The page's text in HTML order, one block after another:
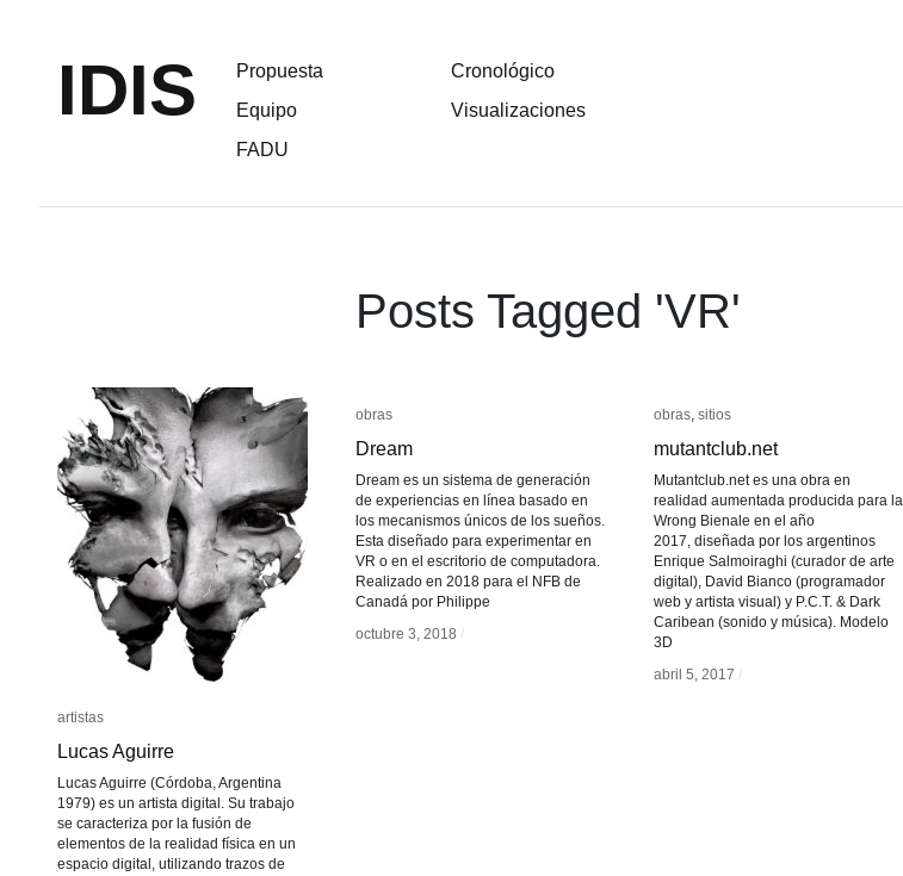
IDIS
Propuesta
Equipo
FADU
Cronológico
Visualizaciones
Posts Tagged 'VR'
artistas
Lucas Aguirre
Lucas Aguirre (Córdoba, Argentina
1979) es un artista digital. Su trabajo
se caracteriza por la fusión de
elementos de la realidad física en un
espacio digital, utilizando trazos de
artistas
Lucas Aguirre
obras
Dream
Dream es un sistema de generación
de experiencias en línea basado en
los mecanismos únicos de los sueños.
Esta diseñado para experimentar en
VR o en el escritorio de computadora.
Realizado en 2018 para el NFB de
Canadá por Philippe
octubre 3, 2018 /
obras
Dream
octubre 3, 2018 /
obras sitios
mutantclub.net
Mutantclub.net es una obra en
realidad aumentada producida para la
Wrong Bienale en el año
2017, diseñada por los argentinos
Enrique Salmoiraghi (curador de arte
digital), David Bianco (programador
web y artista visual) y P.C.T. & Dark
Caribean (sonido y música). Modelo
3D
abril 5, 2017 /
obras sitios
mutantclub.net
abril 5, 2017 /